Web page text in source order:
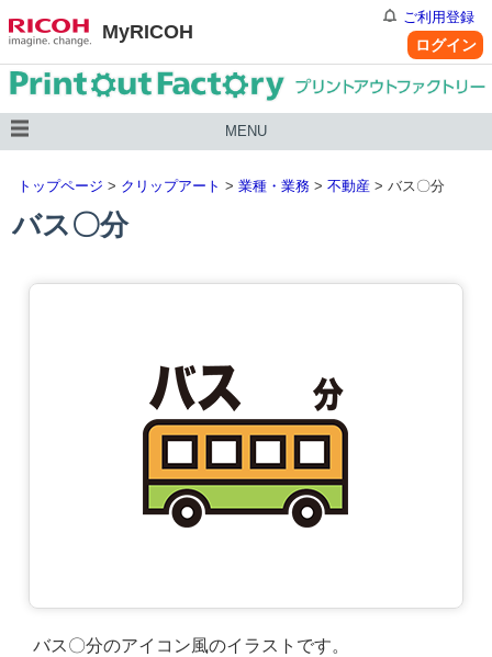
MyRICOH
ご利用登録
ログイン
MENU
トップページ > クリップアート > 業種・業務 > 不動産 > バス〇分
バス〇分
バス〇分のアイコン風のイラストです。